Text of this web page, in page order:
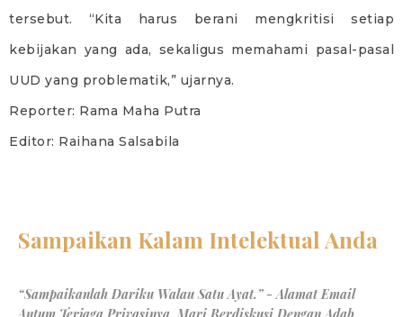
tersebut. “Kita harus berani mengkritisi setiap
kebijakan yang ada, sekaligus memahami pasal-pasal
UUD yang problematik,” ujarnya.
Reporter: Rama Maha Putra
Editor: Raihana Salsabila